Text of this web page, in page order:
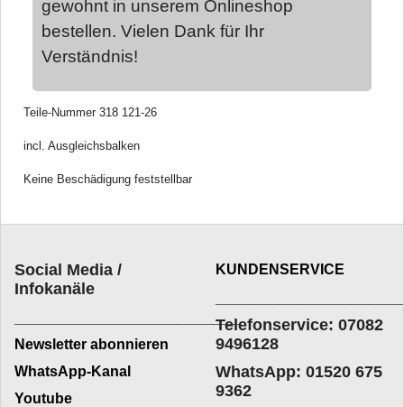
gewohnt in unserem Onlineshop
bestellen. Vielen Dank für Ihr
Verständnis!
Teile-Nummer 318 121-26
incl. Ausgleichsbalken
Keine Beschädigung feststellbar
Social Media /
Infokanäle
_________________________
Newsletter abonnieren
WhatsApp-Kanal
Youtube
KUNDENSERVICE
Telefonservice: 07082
9496128
WhatsApp: 01520 675
9362